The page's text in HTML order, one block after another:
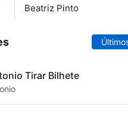
Beatriz Pinto
Tirar Bilhete